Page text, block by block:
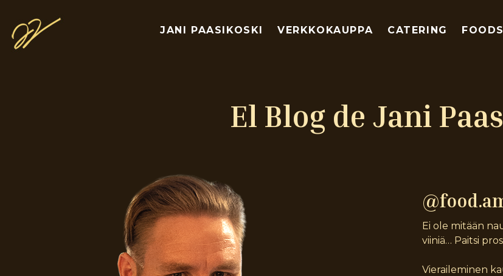
JANI PAASIKOSKI VERKKOKAUPPA CATERING
El Blog de Jani
Ei ole mitään
viiniä… Paitsi
Vieraileminen